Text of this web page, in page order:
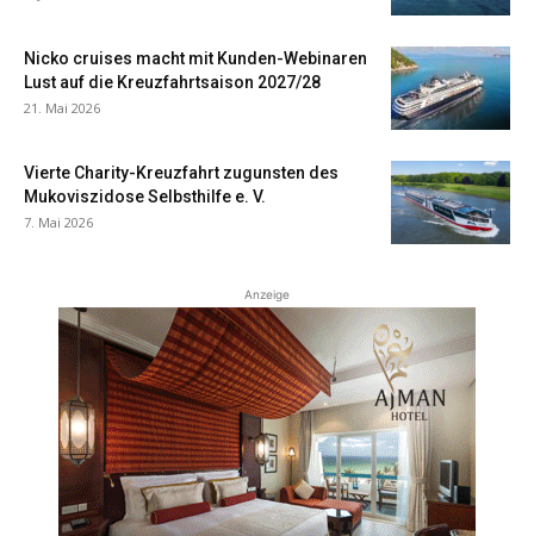
Nicko cruises macht mit Kunden-Webinaren
Lust auf die Kreuzfahrtsaison 2027/28
21. Mai 2026
Vierte Charity-Kreuzfahrt zugunsten des
Mukoviszidose Selbsthilfe e. V.
7. Mai 2026
Anzeige